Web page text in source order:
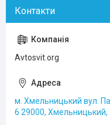
Avtosvit.org
м. Хмельницький вул.
6 29000, Хмельницький,